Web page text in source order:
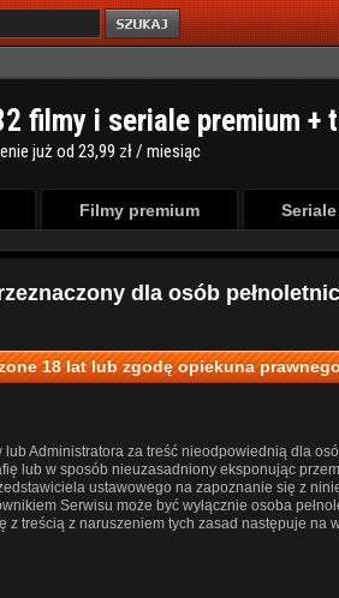
2 filmy i seriale premium +
już od 23,99 zł / miesiąc
Filmy premium
dla osób
18 lat lub zgodę opiekuna
Administratora za treść nieodpowiednią dla
lub w sposób nieuzasadniony eksponując
ustawowego na zapoznanie się z
Serwisu może być wyłącznie osoba
treścią z naruszeniem tych zasad następuje na